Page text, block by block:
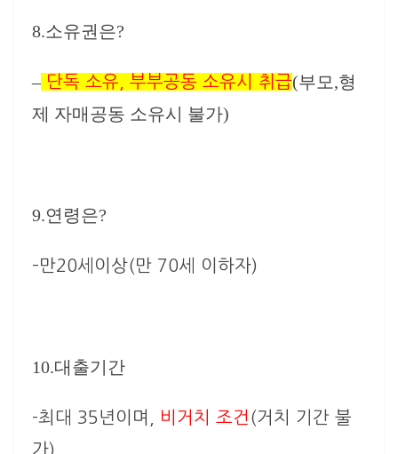
8.소유권은?
– 단독 소유, 부부공동 소유시 취급(부모,형
제 자매공동 소유시 불가)
9.연령은?
–만20세이상(만 70세 이하자)
10.대출기간
-최대 35년이며, 비거치 조건 (거치 기간 불
가)